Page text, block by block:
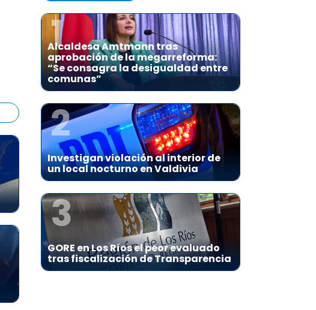
1
Alcaldesa Amtmann tras
aprobación de la megarreforma:
“Se consagra la desigualdad entre
comunas”
2
Investigan violación al interior de
un local nocturno en Valdivia
3
GORE en Los Ríos el peor evaluado
tras fiscalización de Transparencia